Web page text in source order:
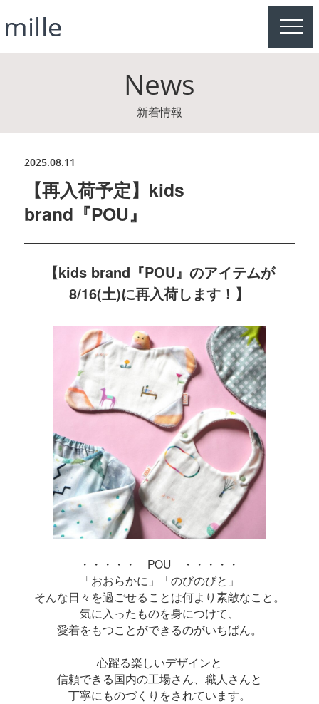
News
新着情報
2025.08.11
【再入荷予定】kids
brand『POU』
【kids brand『POU』のアイテムが
8/16(土)に再入荷します！】
・・・・・ POU ・・・・・
「おおらかに」「のびのびと」
そんな日々を過ごせることは何より素敵なこと。
気に入ったものを身につけて、
愛着をもつことができるのがいちばん。
心躍る楽しいデザインと
信頼できる国内の工場さん、職人さんと
丁寧にものづくりをされています。